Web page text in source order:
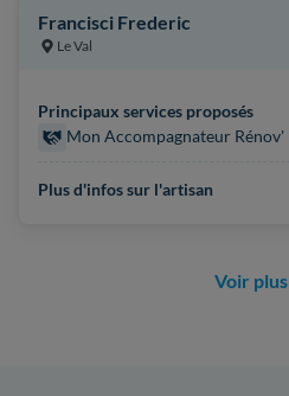
Francisci Frederic
Le Val
Principaux services proposés
Mon Accompagnateur Rénov'
Plus d'infos sur l'artisan
Voir plus